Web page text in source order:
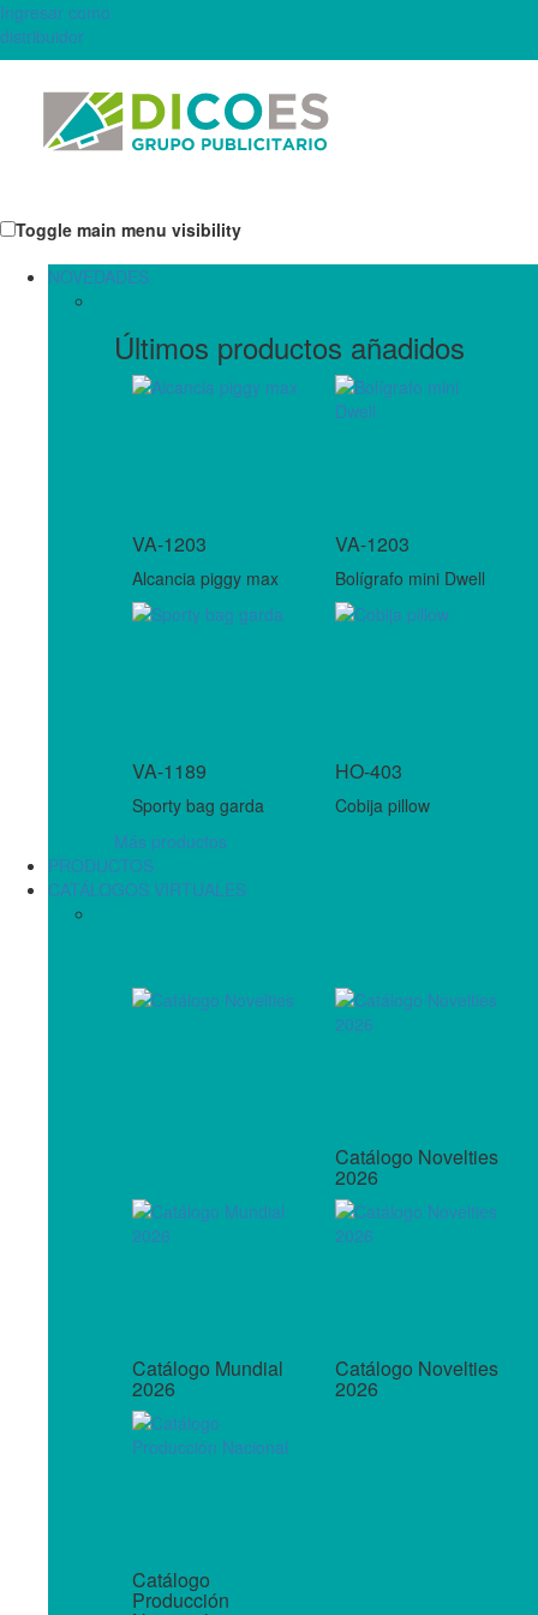
Ingresar como
distribuidor
Toggle main menu visibility
NOVEDADES
Últimos productos añadidos
VA-1203
Alcancia piggy max
VA-1203
Bolígrafo mini Dwell
VA-1189
Sporty bag garda
HO-403
Cobija pillow
Más productos
PRODUCTOS
CATÁLOGOS VIRTUALES
Catálogo Novelties
2026
Catálogo Mundial
2026
Catálogo Novelties
2026
Catálogo
Producción